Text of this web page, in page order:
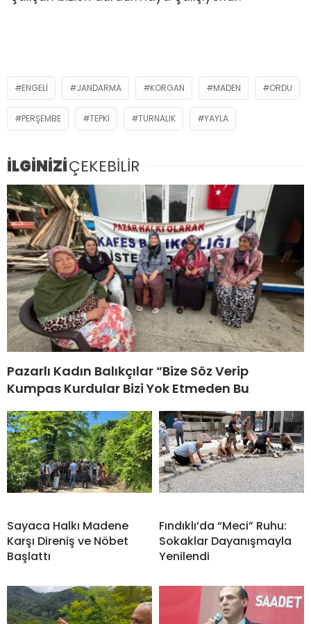
ENGELI JANDARMA KORGAN MADEN ORDU
PERŞEMBE TEPKİ TURNALIK YAYLA
İLGİNİZİÇEKEBİLİR
Pazarlı Kadın Balıkçılar “Bize Söz Verip
Kumpas Kurdular Bizi Yok Etmeden Bu
Sayaca Halkı Madene
Karşı Direniş ve Nöbet
Başlattı
Fındıklı’da “Meci” Ruhu:
Sokaklar Dayanışmayla
Yenilendi